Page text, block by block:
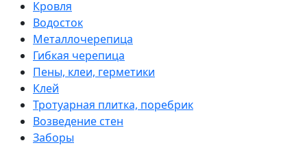
Кровля
Водосток
Металлочерепица
Гибкая черепица
Пены, клеи, герметики
Клей
Тротуарная плитка, поребрик
Возведение стен
Заборы